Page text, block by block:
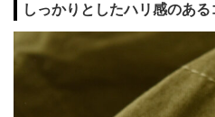
しっかりとしたハリ感のあ